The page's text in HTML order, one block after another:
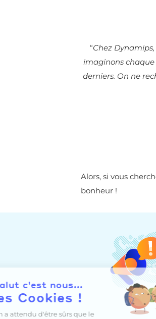
“Chez
imaginons chaque
derniers. On ne
Alors, si vous
bonheur !